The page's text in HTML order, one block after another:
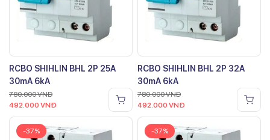
RCBO SHIHLIN BHL 2P 25A
30mA 6kA
780.000VNĐ
492.000 VNĐ
RCBO SHIHLIN BHL 2P 32A
30mA 6kA
780.000VNĐ
492.000 VNĐ
-37% -37%